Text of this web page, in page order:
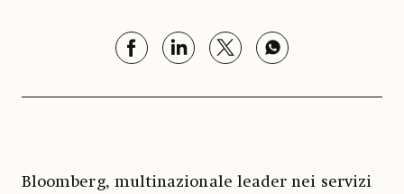
Bloomberg, multinazionale leader nei servizi